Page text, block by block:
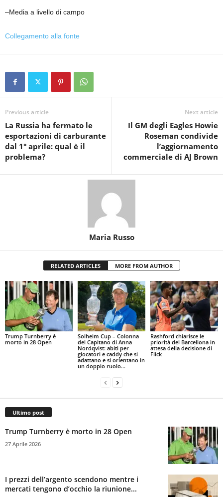
–Media a livello di campo
Collegamento alla fonte
Previous article
La Russia ha fermato le
esportazioni di carburante
dal 1° aprile: qual è il
problema?
Next article
Il GM degli Eagles Howie
Roseman condivide
l’aggiornamento
commerciale di AJ Brown
Maria Russo
RELATED ARTICLES MORE FROM AUTHOR
Trump Turnberry è
morto in 28 Open
Solheim Cup – Colonna
del Capitano di Anna
Nordqvist: abiti per
giocatori e caddy che si
adattano e si orientano in
un doppio ruolo...
Rashford chiarisce le
priorità del Barcellona in
attesa della decisione di
Flick
Ultimo post
Trump Turnberry è morto in 28 Open
27 Aprile 2026
I prezzi dell’argento scendono mentre i
mercati tengono d’occhio la riunione...